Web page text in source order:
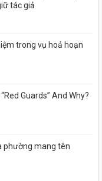
tác giả
trong vụ hoả hoạn
Guards” And Why?
phường mang tên